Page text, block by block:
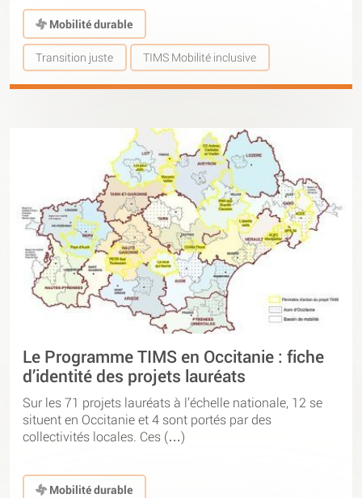
Mobilité durable
Transition juste TIMS Mobilité inclusive
Le Programme TIMS en Occitanie : fiche
d’identité des projets lauréats
Sur les 71 projets lauréats à l’échelle nationale, 12 se
situent en Occitanie et 4 sont portés par des
collectivités locales. Ces (…)
Mobilité durable